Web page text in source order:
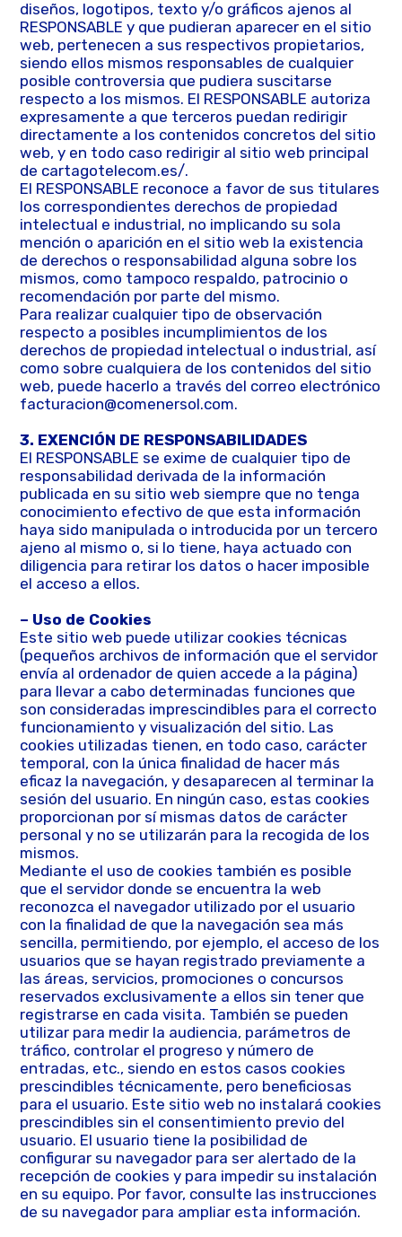
diseños, logotipos, texto y/o gráficos ajenos al
RESPONSABLE y que pudieran aparecer en el sitio
web, pertenecen a sus respectivos propietarios,
siendo ellos mismos responsables de cualquier
posible controversia que pudiera suscitarse
respecto a los mismos. El RESPONSABLE autoriza
expresamente a que terceros puedan redirigir
directamente a los contenidos concretos del sitio
web, y en todo caso redirigir al sitio web principal
de cartagotelecom.es/.
El RESPONSABLE reconoce a favor de sus titulares
los correspondientes derechos de propiedad
intelectual e industrial, no implicando su sola
mención o aparición en el sitio web la existencia
de derechos o responsabilidad alguna sobre los
mismos, como tampoco respaldo, patrocinio o
recomendación por parte del mismo.
Para realizar cualquier tipo de observación
respecto a posibles incumplimientos de los
derechos de propiedad intelectual o industrial, así
como sobre cualquiera de los contenidos del sitio
web, puede hacerlo a través del correo electrónico
facturacion@comenersol.com.
3. EXENCIÓN DE RESPONSABILIDADES
El RESPONSABLE se exime de cualquier tipo de
responsabilidad derivada de la información
publicada en su sitio web siempre que no tenga
conocimiento efectivo de que esta información
haya sido manipulada o introducida por un tercero
ajeno al mismo o, si lo tiene, haya actuado con
diligencia para retirar los datos o hacer imposible
el acceso a ellos.
– Uso de Cookies
Este sitio web puede utilizar cookies técnicas
(pequeños archivos de información que el servidor
envía al ordenador de quien accede a la página)
para llevar a cabo determinadas funciones que
son consideradas imprescindibles para el correcto
funcionamiento y visualización del sitio. Las
cookies utilizadas tienen, en todo caso, carácter
temporal, con la única finalidad de hacer más
eficaz la navegación, y desaparecen al terminar la
sesión del usuario. En ningún caso, estas cookies
proporcionan por sí mismas datos de carácter
personal y no se utilizarán para la recogida de los
mismos.
Mediante el uso de cookies también es posible
que el servidor donde se encuentra la web
reconozca el navegador utilizado por el usuario
con la finalidad de que la navegación sea más
sencilla, permitiendo, por ejemplo, el acceso de los
usuarios que se hayan registrado previamente a
las áreas, servicios, promociones o concursos
reservados exclusivamente a ellos sin tener que
registrarse en cada visita. También se pueden
utilizar para medir la audiencia, parámetros de
tráfico, controlar el progreso y número de
entradas, etc., siendo en estos casos cookies
prescindibles técnicamente, pero beneficiosas
para el usuario. Este sitio web no instalará cookies
prescindibles sin el consentimiento previo del
usuario. El usuario tiene la posibilidad de
configurar su navegador para ser alertado de la
recepción de cookies y para impedir su instalación
en su equipo. Por favor, consulte las instrucciones
de su navegador para ampliar esta información.